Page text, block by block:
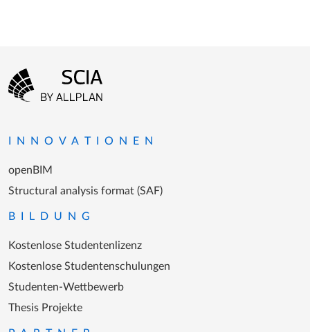
Fußzeilenmenü
INNOVATIONEN
openBIM
Structural analysis format (SAF)
BILDUNG
Kostenlose Studentenlizenz
Kostenlose Studentenschulungen
Studenten-Wettbewerb
Thesis Projekte